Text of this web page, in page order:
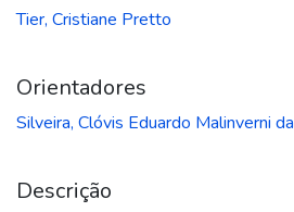
Tier, Cristiane Pretto
Orientadores
Silveira, Clóvis Eduardo Malinverni da
Descrição